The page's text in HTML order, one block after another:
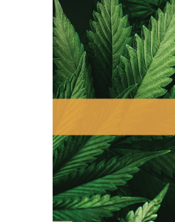
ZDROWAŚ MARIO.
O MEDYCZNEJ
Dlatego
przestępcami?
na temat, który
– choć na co dzień nie
tego